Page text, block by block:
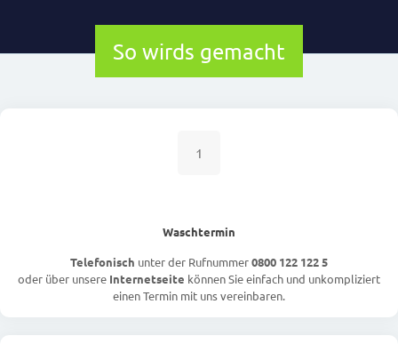
So wirds gemacht
1
Waschtermin
Telefonisch unter der Rufnummer0800 122 122 5
oder über unsere Internetseite können Sie einfach und unkompliziert
einen Termin mit uns vereinbaren.